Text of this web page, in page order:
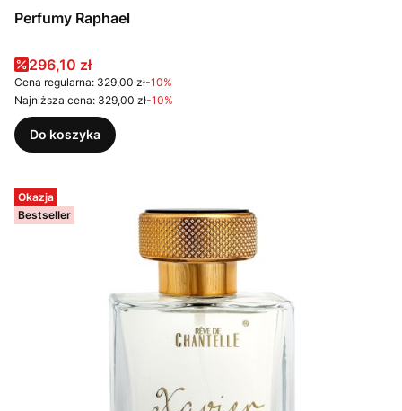
Perfumy Raphael
Cena promocyjna
296,10 zł
Cena regularna: 329,00 zł-10%
Najniższa cena: 329,00 zł-10%
Do koszyka
Okazja
Bestseller